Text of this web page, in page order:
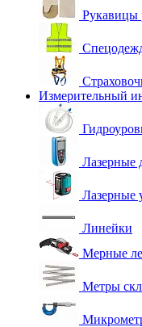
Рукавицы
Измерительный
Лазерные
Лазерные
Линейки
Мерные
Метры